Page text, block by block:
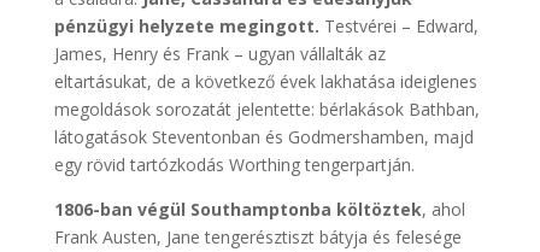
pénzügyi helyzete megingott. Testvérei – Edward,
James, Henry és Frank – ugyan vállalták az
eltartásukat, de a következő évek lakhatása ideiglenes
megoldások sorozatát jelentette: bérlakások Bathban,
látogatások Steventonban és Godmershamben, majd
egy rövid tartózkodás Worthing tengerpartján.
1806-ban végül Southamptonba költöztek, ahol
Frank Austen, Jane tengerésztiszt bátyja és felesége